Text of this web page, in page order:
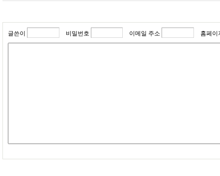
글쓴이 비밀번호 이메일 주소 홈페이